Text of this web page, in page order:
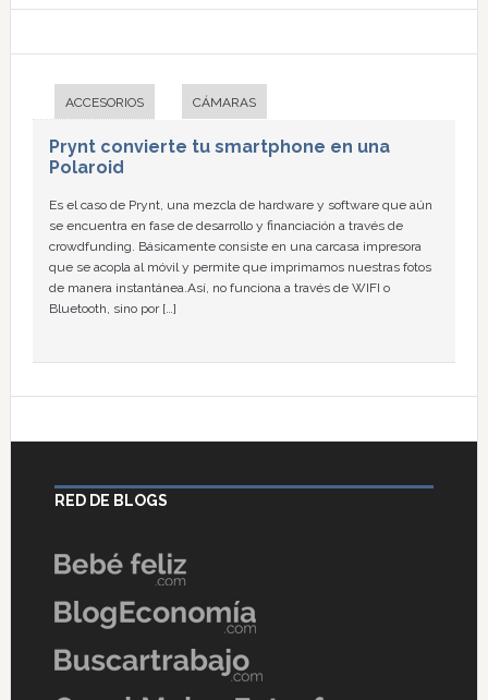
ACCESORIOS CÁMARAS
Prynt convierte tu smartphone en una
Polaroid
Es el caso de Prynt, una mezcla de hardware y software que aún
se encuentra en fase de desarrollo y financiación a través de
crowdfunding. Básicamente consiste en una carcasa impresora
que se acopla al móvil y permite que imprimamos nuestras fotos
de manera instantánea.Así, no funciona a través de WIFI o
Bluetooth, sino por […]
RED DE BLOGS